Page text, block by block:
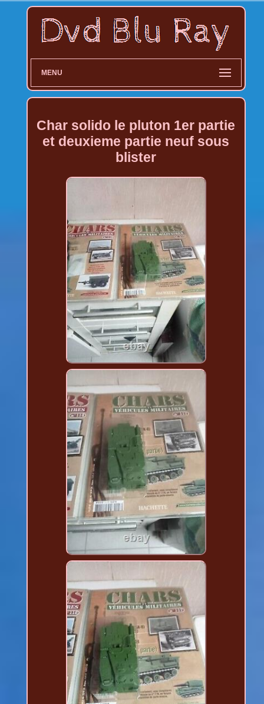
MENU
Char solido le pluton 1er partie
et deuxieme partie neuf sous
blister